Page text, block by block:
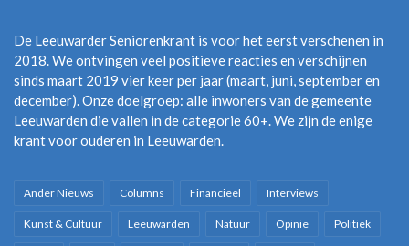
De Leeuwarder Seniorenkrant is voor het eerst verschenen in
2018. We ontvingen veel positieve reacties en verschijnen
sinds maart 2019 vier keer per jaar (maart, juni, september en
december). Onze doelgroep: alle inwoners van de gemeente
Leeuwarden die vallen in de categorie 60+. We zijn de enige
krant voor ouderen in Leeuwarden.
Ander Nieuws Columns Financieel Interviews
Kunst & Cultuur Leeuwarden Natuur Opinie Politiek